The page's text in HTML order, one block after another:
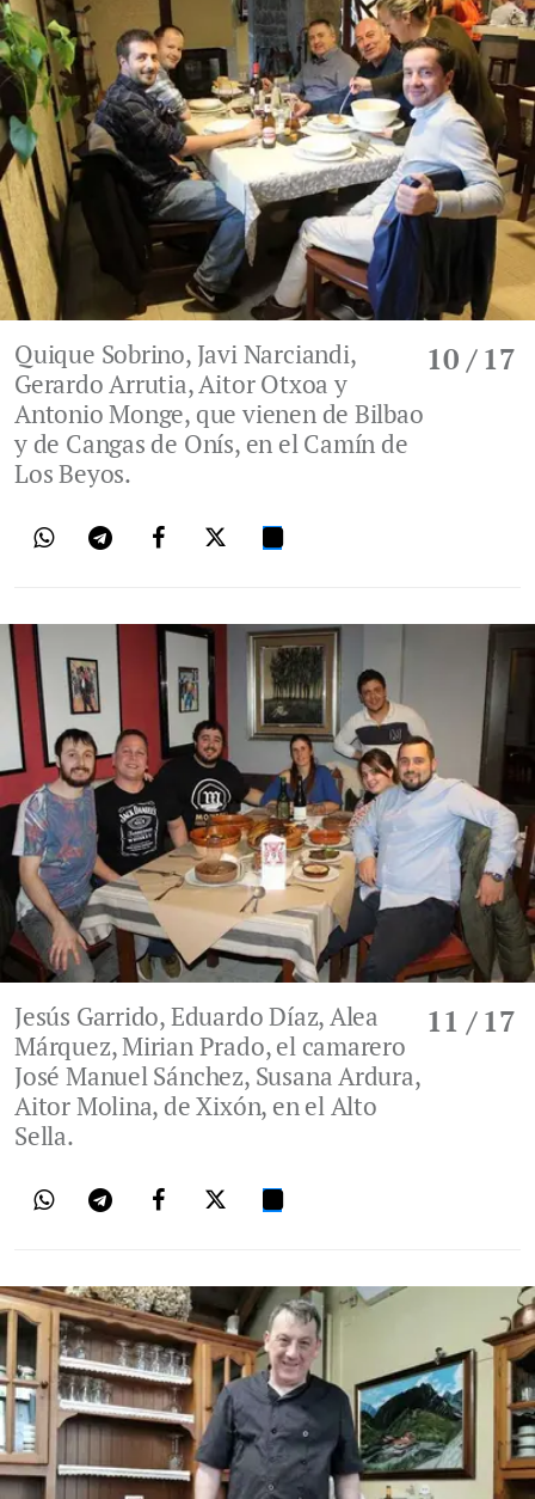
10 / 17
Quique Sobrino, Javi Narciandi,
Gerardo Arrutia, Aitor Otxoa y
Antonio Monge, que vienen de Bilbao
y de Cangas de Onís, en el Camín de
Los Beyos.
11 / 17
Jesús Garrido, Eduardo Díaz, Alea
Márquez, Mirian Prado, el camarero
José Manuel Sánchez, Susana Ardura,
Aitor Molina, de Xixón, en el Alto
Sella.